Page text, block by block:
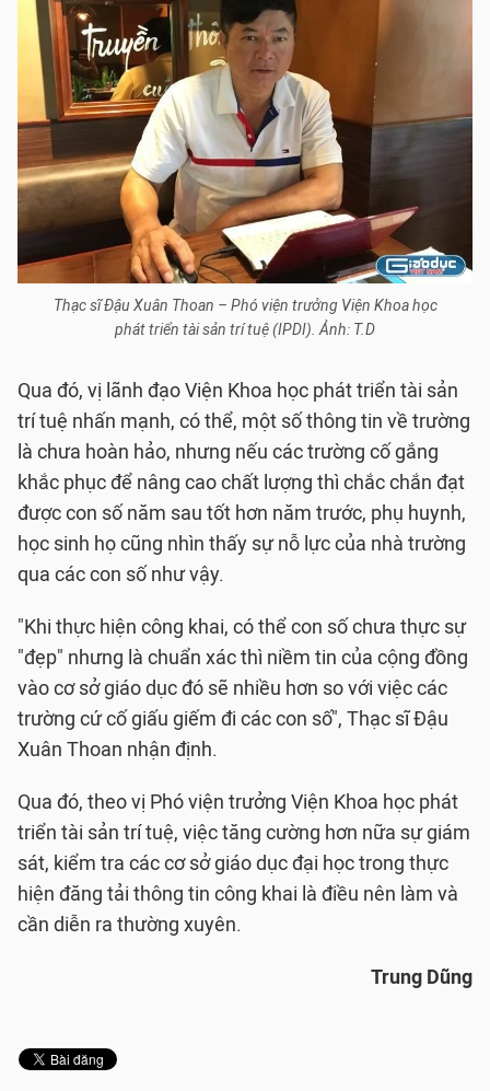
Thạc sĩ Đậu Xuân Thoan – Phó viện trưởng Viện Khoa học
phát triển tài sản trí tuệ (IPDI). Ảnh: T.D
Qua đó, vị lãnh đạo Viện Khoa học phát triển tài sản
trí tuệ nhấn mạnh, có thể, một số thông tin về trường
là chưa hoàn hảo, nhưng nếu các trường cố gắng
khắc phục để nâng cao chất lượng thì chắc chắn đạt
được con số năm sau tốt hơn năm trước, phụ huynh,
học sinh họ cũng nhìn thấy sự nỗ lực của nhà trường
qua các con số như vậy.
"Khi thực hiện công khai, có thể con số chưa thực sự
"đẹp" nhưng là chuẩn xác thì niềm tin của cộng đồng
vào cơ sở giáo dục đó sẽ nhiều hơn so với việc các
trường cứ cố giấu giếm đi các con số", Thạc sĩ Đậu
Xuân Thoan nhận định.
Qua đó, theo vị Phó viện trưởng Viện Khoa học phát
triển tài sản trí tuệ, việc tăng cường hơn nữa sự giám
sát, kiểm tra các cơ sở giáo dục đại học trong thực
hiện đăng tải thông tin công khai là điều nên làm và
cần diễn ra thường xuyên.
Trung Dũng